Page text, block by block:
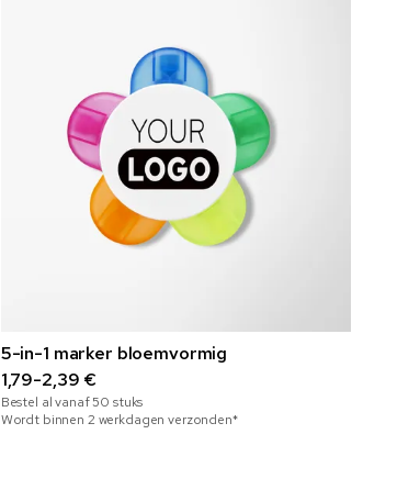
5-in-1 marker bloemvormig
1,79-2,39 €
Bestel al vanaf50 stuks
Wordt binnen 2 werkdagen verzonden*